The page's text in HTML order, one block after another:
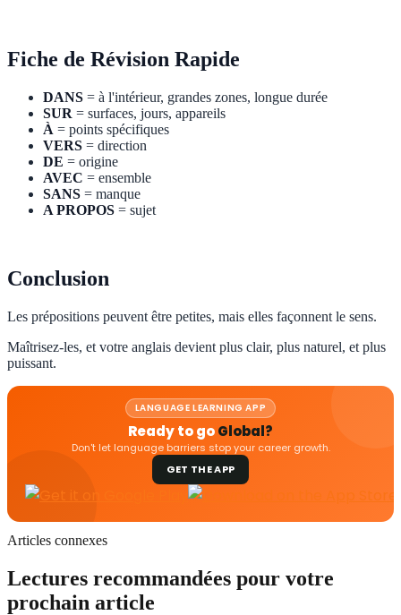
Fiche de Révision Rapide
DANS = à l'intérieur, grandes zones, longue durée
SUR = surfaces, jours, appareils
À = points spécifiques
VERS = direction
DE = origine
AVEC = ensemble
SANS = manque
A PROPOS = sujet
Conclusion
Les prépositions peuvent être petites, mais elles façonnent le sens.
Maîtrisez-les, et votre anglais devient plus clair, plus naturel, et plus
puissant.
LANGUAGE LEARNING APP
Ready to goGlobal?
Don't let language barriers stop your career growth.
GET THE APP
Articles connexes
Lectures recommandées pour votre
prochain article